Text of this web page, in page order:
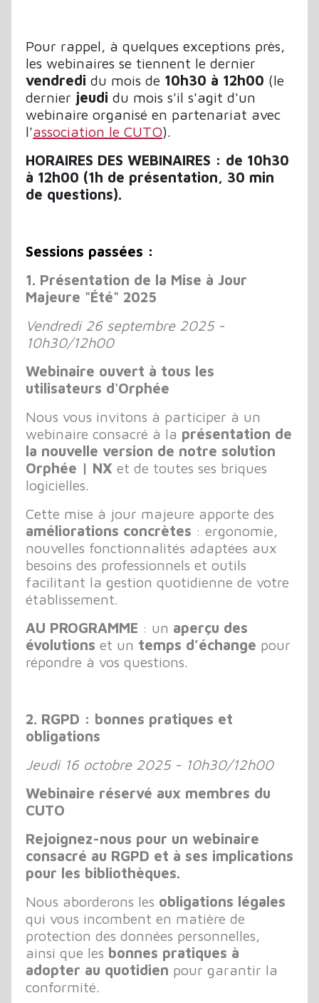
Pour rappel, à quelques exceptions près,
les webinaires se tiennent le dernier
vendredi du mois de 10h30 à 12h00 (le
dernier jeudi du mois s'il s'agit d'un
webinaire organisé en partenariat avec
l'association le CUTO).
HORAIRES DES WEBINAIRES : de 10h30
à 12h00 (1h de présentation, 30 min
de questions).
Sessions passées :
1. Présentation de la Mise à Jour
Majeure "Été" 2025
Vendredi 26 septembre 2025 -
10h30/12h00
Webinaire ouvert à tous les
utilisateurs d'Orphée
Nous vous invitons à participer à un
webinaire consacré à la présentation de
la nouvelle version de notre solution
Orphée | NX et de toutes ses briques
logicielles.
Cette mise à jour majeure apporte des
améliorations concrètes : ergonomie,
nouvelles fonctionnalités adaptées aux
besoins des professionnels et outils
facilitant la gestion quotidienne de votre
établissement.
AU PROGRAMME : un aperçu des
évolutions et un temps d’échange pour
répondre à vos questions.
2. RGPD : bonnes pratiques et
obligations
Jeudi 16 octobre 2025 - 10h30/12h00
Webinaire réservé aux membres du
CUTO
Rejoignez-nous pour un webinaire
consacré au RGPD et à ses implications
pour les bibliothèques.
Nous aborderons les obligations légales
qui vous incombent en matière de
protection des données personnelles,
ainsi que les bonnes pratiques à
adopter au quotidien pour garantir la
conformité.